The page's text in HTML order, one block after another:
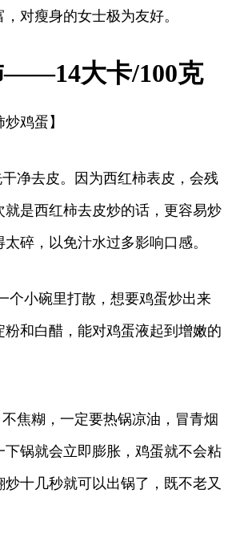
对瘦身的女士极为友好。
——14大卡/100克
鸡蛋】
净去皮。因为西红柿表皮，会残
就是西红柿去皮炒的话，更容易炒
碎，以免汁水过多影响口感。
个小碗里打散，想要鸡蛋炒出来
和白醋，能对鸡蛋液起到增嫩的
焦糊，一定要热锅凉油，冒青烟
下锅就会立即膨胀，鸡蛋就不会粘
十几秒就可以出锅了，既不老又